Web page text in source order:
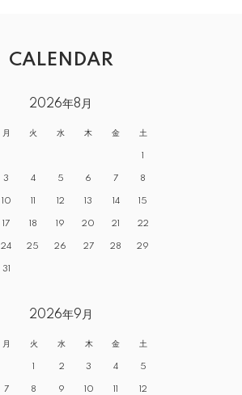
CALENDAR
2026年8月
月 火 水 木 金 土
1
3 4 5 6 7 8
10 11 12 13 14 15
17 18 19 20 21 22
24 25 26 27 28 29
31
2026年9月
月 火 水 木 金 土
1 2 3 4 5
7 8 9 10 11 12